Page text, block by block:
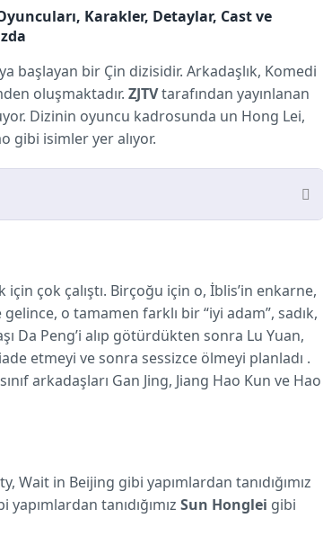
Karakler, Detaylar, Cast ve
başlayan bir Çin dizisidir. Arkadaşlık, Komedi
oluşmaktadır. ZJTVtarafından yayınlanan
Dizinin oyuncu kadrosunda un Hong Lei,
gibi isimler yer alıyor.
için çok çalıştı. Birçoğu için o, İblis’in enkarne,
o tamamen farklı bir “iyi adam”, sadık,
Da Peng’i alıp götürdükten sonra Lu Yuan,
etmeyi ve sonra sessizce ölmeyi planladı .
arkadaşları Gan Jing, Jiang Hao Kun ve Hao
Wait in Beijing gibi yapımlardan tanıdığımız
tanıdığımız Sun Honglei gibi